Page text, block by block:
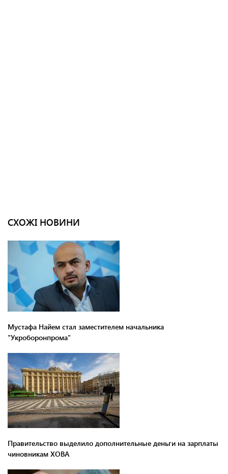
СХОЖІ НОВИНИ
Мустафа Найем стал заместителем начальника
"Укроборонпрома"
Правительство выделило дополнительные деньги на зарплаты
чиновникам ХОВА